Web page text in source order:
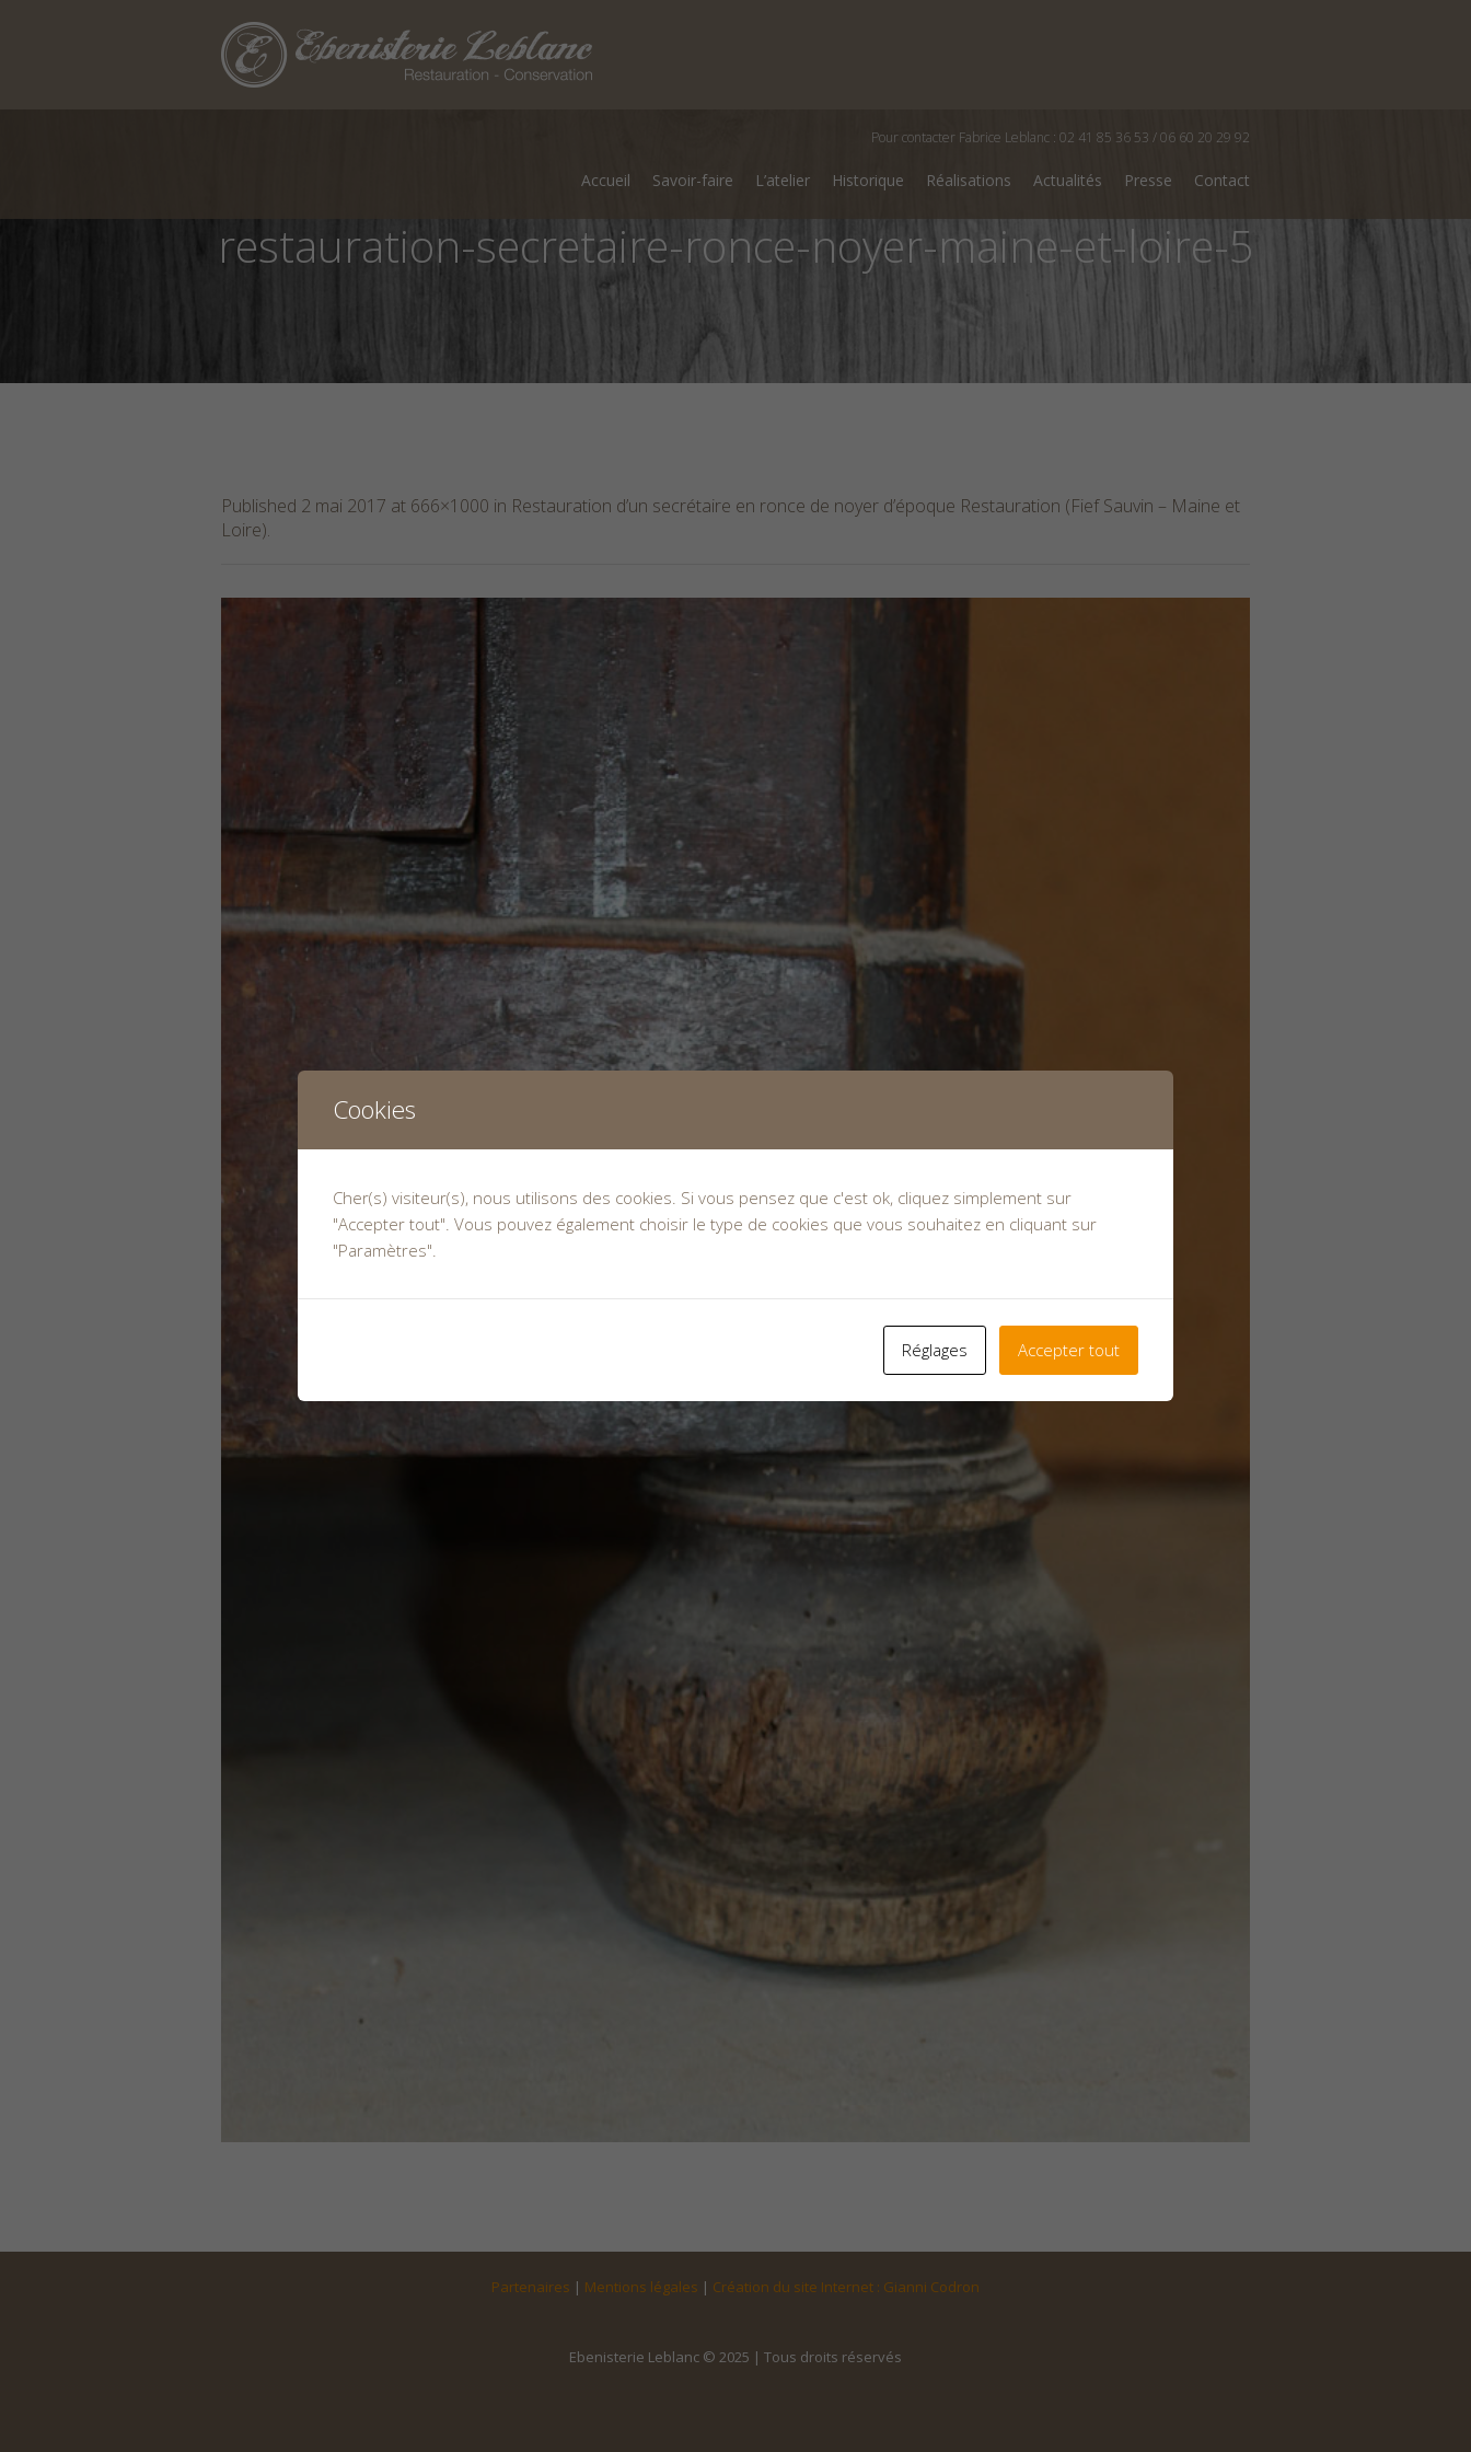
Pour contacter Fabrice Leblanc : 02 41 85 36 53 / 06 60 20 29 92
Accueil Savoir-faire L’atelier Historique Réalisations Actualités Presse Contact
restauration-secretaire-ronce-noyer-maine-et-loire-5
Published 2 mai 2017 at 666×1000 in Restauration d’un secrétaire en ronce de noyer d’époque Restauration (Fief Sauvin – Maine et
Loire).
Partenaires | Mentions légales | Création du site Internet : Gianni Codron
Ebenisterie Leblanc © 2025 | Tous droits réservés
Cookies
Cher(s) visiteur(s), nous utilisons des cookies. Si vous pensez que c'est ok, cliquez simplement sur
"Accepter tout". Vous pouvez également choisir le type de cookies que vous souhaitez en cliquant sur
"Paramètres".
Réglages Accepter tout